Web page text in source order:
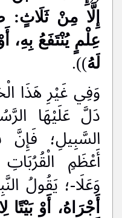
إِلَّا مِنْ ثَلَاثٍ:
عِلْمٍ يُنْتَفَعُ بِهِ،
لَهُ)).
وَفِي غَيْرِ هَذَا
دَلَّ عَلَيْهَا
السَّبِيلِ؛
أَعْظَمِ
وَعَلَا-؛ يَقُولُ
أَجْرَاهُ، أَوْ بَيْتًا